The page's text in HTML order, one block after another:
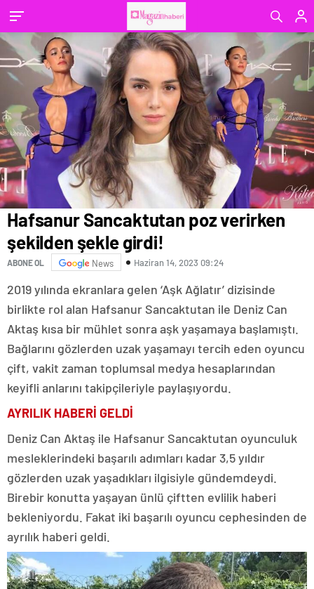
Hafsanur Sancaktutan poz verirken
şekilden şekle girdi!
ABONE OL News Haziran 14, 2023 09:24
2019 yılında ekranlara gelen ‘Aşk Ağlatır’ dizisinde
birlikte rol alan Hafsanur Sancaktutan ile Deniz Can
Aktaş kısa bir mühlet sonra aşk yaşamaya başlamıştı.
Bağlarını gözlerden uzak yaşamayı tercih eden oyuncu
çift, vakit zaman toplumsal medya hesaplarından
keyifli anlarını takipçileriyle paylaşıyordu.
AYRILIK HABERİ GELDİ
Deniz Can Aktaş ile Hafsanur Sancaktutan oyunculuk
mesleklerindeki başarılı adımları kadar 3,5 yıldır
gözlerden uzak yaşadıkları ilgisiyle gündemdeydi.
Birebir konutta yaşayan ünlü çiftten evlilik haberi
bekleniyordu. Fakat iki başarılı oyuncu cephesinden de
ayrılık haberi geldi.